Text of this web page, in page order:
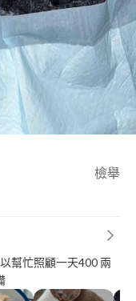
檢舉
幫忙照顧一天400 兩